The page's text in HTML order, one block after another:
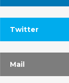
Twitter
Mail